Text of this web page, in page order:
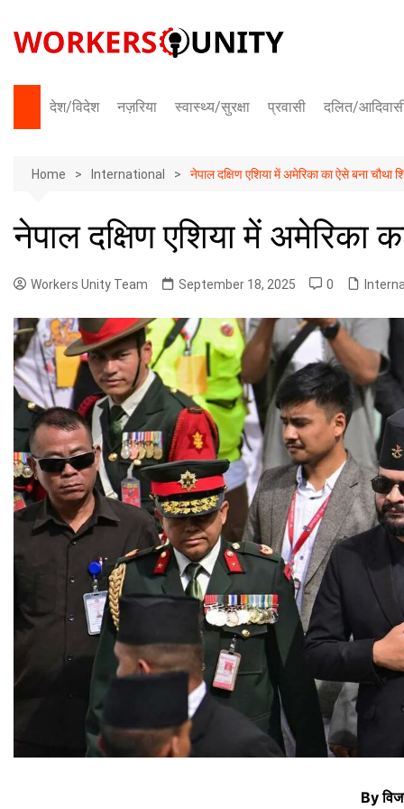
content
देश/विदेश
अंतराष्ट्रीय
नज़रिया स्वास्थ्य/सुरक्षा प्रवासी दलित/
Home International नेपाल दक्षिण एशिया में अमेरिका का ऐसे बना चौथा
नेपाल दक्षिण एशिया में अमेरिका
Workers Unity Team September 18, 2025 0
By